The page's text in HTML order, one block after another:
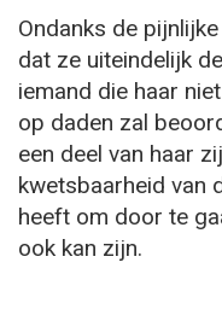
Ondanks de
dat ze uiteindelijk
iemand die haar
op daden zal
een deel van haar
kwetsbaarheid van
heeft om door te
ook kan zijn.